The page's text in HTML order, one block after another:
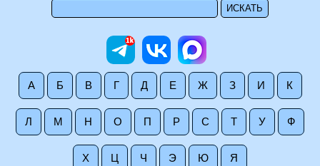
А Б В Г Д Е Ж З И К
Л М Н О П Р С Т У Ф
Х Ц Ч Э Ю Я